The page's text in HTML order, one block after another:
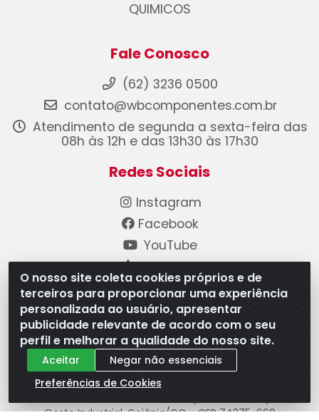
O nosso site coleta cookies próprios e de
terceiros para proporcionar uma experiência
personalizada ao usuário, apresentar
publicidade relevante de acordo com o seu
perfil e melhorar a qualidade do nosso site.
Aceitar
Negar não essenciais
Preferências de Cookies
QUIMICOS
Fale Conosco
(62) 3236 0500
contato@wbcomponentes.com.br
Atendimento de segunda a sexta-feira das
08h às 12h e das 13h30 às 17h30
Redes Sociais
Instagram
Facebook
YouTube
Linkedin
Formas de Pagamento
WB Componentes Automotivos LTDA - CNPJ
Oeste Industrial, Goiânia/GO - CEP 74375-660